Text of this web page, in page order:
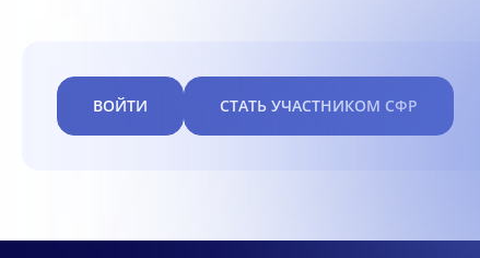
ВОЙТИ СТАТЬ УЧАСТНИКОМ СФР